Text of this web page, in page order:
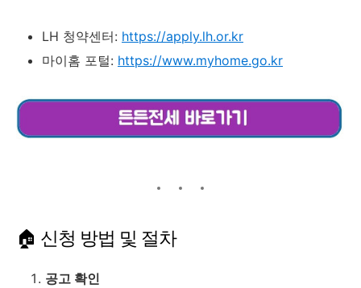
LH 청약센터: https://apply.lh.or.kr
마이홈 포털: https://www.myhome.go.kr
🏠 신청 방법 및 절차
공고 확인